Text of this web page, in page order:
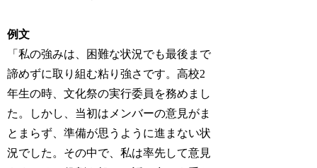
例文
「私の強みは、困難な状況でも最後まで
諦めずに取り組む粘り強さです。高校2
年生の時、文化祭の実行委員を務めまし
た。しかし、当初はメンバーの意見がま
とまらず、準備が思うように進まない状
況でした。その中で、私は率先して意見